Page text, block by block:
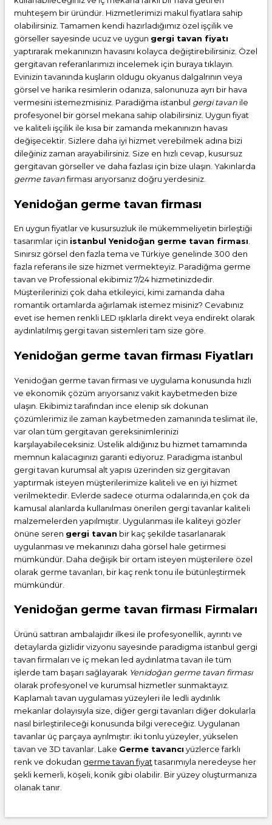
muhteşem bir üründür. Hizmetlerimizi makul fiyatlara sahip
olabilirsiniz. Tamamen kendi hazırladığımız özel işçilik ve
görseller sayesinde ucuz ve uygun gergi tavan fiyatı
yaptırarak mekanınızın havasını kolayca değiştirebilirsiniz. Özel
gergitavan referanlarımızı incelemek için buraya tıklayın.
Evinizin tavanında kuşların oldugu okyanus dalgalrının veya
görsel ve harika resimlerin odanıza, salonunuza ayrı bir hava
vermesini istemezmisiniz. Paradiğma istanbul gergi tavan ile
profesyonel bir görsel mekana sahip olabilirsiniz. Uygun fiyat
ve kaliteli işçilik ile kısa bir zamanda mekanınızın havası
değişecektir. Sizlere daha iyi hizmet verebilmek adına bizi
dileğiniz zaman arayabilirsiniz. Size en hızlı cevap, kusursuz
gergitavan görseller ve daha fazlası için bize ulaşın. Yakınlarda
germe tavanfirması arıyorsanız doğru yerdesiniz.
Yenidoğan germe tavan firması
En uygun fiyatlar ve kusursuzluk ile mükemmeliyetin birleştiği
tasarımlar için istanbul Yenidoğan germe tavan firması.
Sınırsız görsel den fazla tema ve Türkiye genelinde 300 den
fazla referans ile size hizmet vermekteyiz. Paradiğma germe
tavan ve Professional ekibimiz 7/24 hizmetinizdedir.
Müşterilerinizi çok daha etkileyici, kimi zamanda daha
romantik ortamlarda ağırlamak istemez misiniz? Cevabınız
evet ise hemen renkli LED ışıklarla direkt veya endirekt olarak
aydınlatılmış gergi tavan sistemleri tam size göre.
Yenidoğan germe tavan firması Fiyatları
Yenidoğan germe tavan firması ve uygulama konusunda hızlı
ve ekonomik çözüm arıyorsanız vakit kaybetmeden bize
ulaşın. Ekibimiz tarafından ince elenip sık dokunan
çözümlerimiz ile zaman kaybetmeden zamanında teslimat ile,
var olan tüm gergitavan gereksinimlerinizi
karşılayabileceksiniz. Üstelik aldığınız bu hizmet tamamında
memnun kalacagınızı garanti ediyoruz. Paradigma istanbul
gergi tavan kurumsal alt yapısı üzerinden siz gergitavan
yaptırmak isteyen müşterilerimize kaliteli ve en iyi hizmet
verilmektedir. Evlerde sadece oturma odalarında,en çok da
kamusal alanlarda kullanılması önerilen gergi tavanlar kaliteli
malzemelerden yapılmıştır. Uygulanması ile kaliteyi gözler
önüne seren gergi tavan bir kaç şekilde tasarlanarak
uygulanması ve mekanınızı daha görsel hale getirmesi
mümkündür. Daha değişik bir ortam isteyen müşterilere özel
olarak germe tavanları, bir kaç renk tonu ile bütünleştirmek
mümkündür.
Yenidoğan germe tavan firması Firmaları
Ürünü sattıran ambalajıdır ilkesi ile profesyonellik, ayrıntı ve
detaylarda gizlidir vizyonu sayesinde paradigma istanbul gergi
tavan firmaları ve iç mekan led aydınlatma tavan ile tüm
işlerde tam başarı sağlayarak Yenidoğan germe tavan firması
olarak profesyonel ve kurumsal hizmetler sunmaktayız.
Kaplamalı tavan uygulaması yüzeyleri ile ledli aydınlık
mekanlar dolayısıyla size, diğer gergi tavanları diğer dokularla
nasıl birleştirileceği konusunda bilgi vereceğiz. Uygulanan
tavanlar üç parçaya ayrılmıştır: iki tonlu yüzeyler, yükselen
tavan ve 3D tavanlar. Lake Germe tavancı yüzlerce farklı
renk ve dokudan germe tavan fiyattasarımıyla neredeyse her
şekli kemerli, köşeli, konik gibi olabilir. Bir yüzey oluşturmanıza
olanak tanır.